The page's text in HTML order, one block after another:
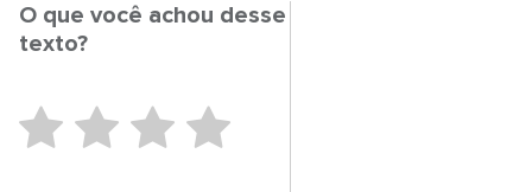
O que você achou desse
texto?